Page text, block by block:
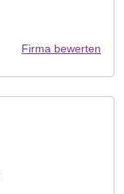
Firma bewerten